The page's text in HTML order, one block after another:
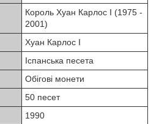
Король Хуан Карлос I (1975 -
2001)
Хуан Карлос I
Іспанська песета
Обігові монети
50 песет
1990